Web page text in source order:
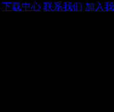
下载中心 联系我们 加入